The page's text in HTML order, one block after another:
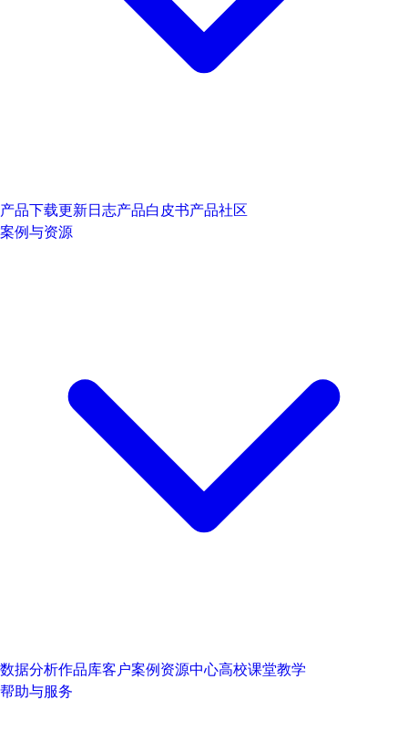
产品下载更新日志产品白皮书产品社区
案例与资源
数据分析作品库客户案例资源中心高校课堂教学
帮助与服务